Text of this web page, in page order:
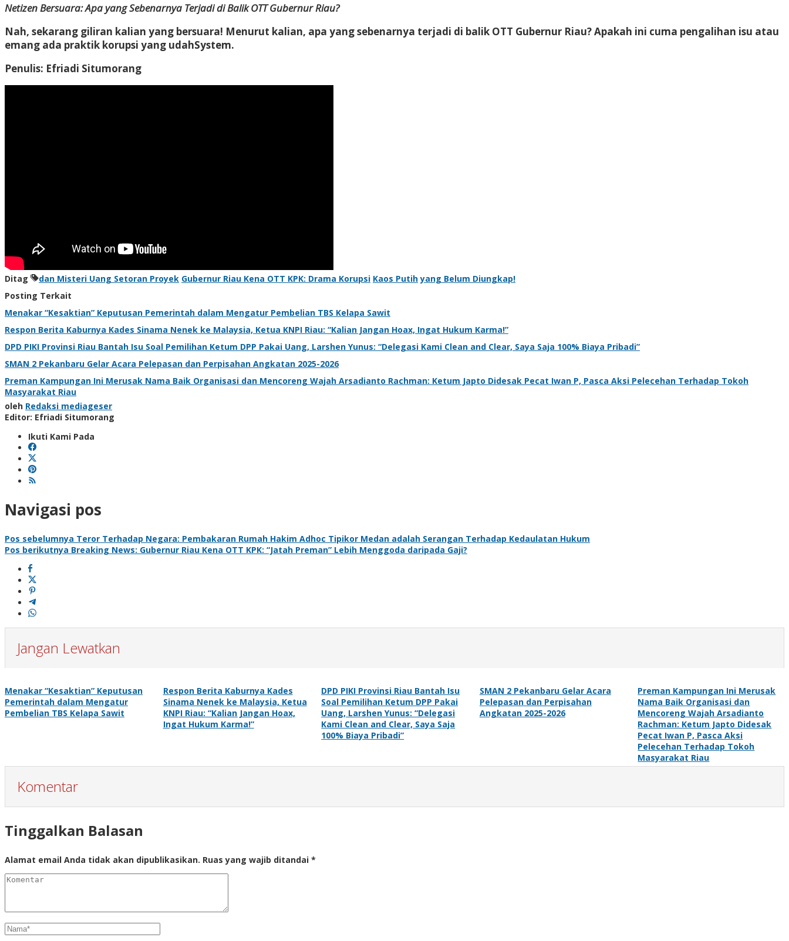
Netizen Bersuara: Apa yang Sebenarnya Terjadi di Balik OTT Gubernur Riau?
Nah, sekarang giliran kalian yang bersuara! Menurut kalian, apa yang sebenarnya terjadi di balik OTT Gubernur Riau? Apakah ini cuma pengalihan isu atau
emang ada praktik korupsi yang udahSystem.
Penulis: Efriadi Situmorang
Ditag dan Misteri Uang Setoran Proyek Gubernur Riau Kena OTT KPK: Drama Korupsi Kaos Putih yang Belum Diungkap!
Posting Terkait
Menakar “Kesaktian” Keputusan Pemerintah dalam Mengatur Pembelian TBS Kelapa Sawit
Respon Berita Kaburnya Kades Sinama Nenek ke Malaysia, Ketua KNPI Riau: “Kalian Jangan Hoax, Ingat Hukum Karma!”
DPD PIKI Provinsi Riau Bantah Isu Soal Pemilihan Ketum DPP Pakai Uang, Larshen Yunus: “Delegasi Kami Clean and Clear, Saya Saja 100% Biaya Pribadi”
SMAN 2 Pekanbaru Gelar Acara Pelepasan dan Perpisahan Angkatan 2025-2026
Preman Kampungan Ini Merusak Nama Baik Organisasi dan Mencoreng Wajah Arsadianto Rachman: Ketum Japto Didesak Pecat Iwan P, Pasca Aksi Pelecehan Terhadap Tokoh
Masyarakat Riau
oleh Redaksi mediageser
Editor: Efriadi Situmorang
Ikuti Kami Pada
Navigasi pos
Pos sebelumnya Teror Terhadap Negara: Pembakaran Rumah Hakim Adhoc Tipikor Medan adalah Serangan Terhadap Kedaulatan Hukum
Pos berikutnya Breaking News: Gubernur Riau Kena OTT KPK: “Jatah Preman” Lebih Menggoda daripada Gaji?
Jangan Lewatkan
Menakar “Kesaktian” Keputusan
Pemerintah dalam Mengatur
Pembelian TBS Kelapa Sawit
Respon Berita Kaburnya Kades
Sinama Nenek ke Malaysia, Ketua
KNPI Riau: “Kalian Jangan Hoax,
Ingat Hukum Karma!”
DPD PIKI Provinsi Riau Bantah Isu
Soal Pemilihan Ketum DPP Pakai
Uang, Larshen Yunus: “Delegasi
Kami Clean and Clear, Saya Saja
100% Biaya Pribadi”
SMAN 2 Pekanbaru Gelar Acara
Pelepasan dan Perpisahan
Angkatan 2025-2026
Preman Kampungan Ini Merusak
Nama Baik Organisasi dan
Mencoreng Wajah Arsadianto
Rachman: Ketum Japto Didesak
Pecat Iwan P, Pasca Aksi
Pelecehan Terhadap Tokoh
Masyarakat Riau
Komentar
Tinggalkan Balasan
Alamat email Anda tidak akan dipublikasikan. Ruas yang wajib ditandai *